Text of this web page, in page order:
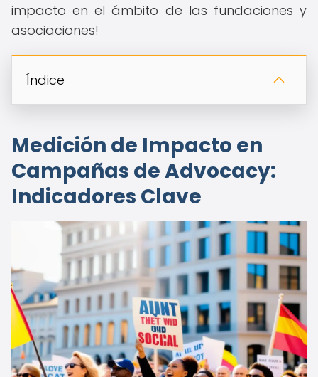
impacto en el ámbito de las fundaciones y
asociaciones!
Índice
Medición de Impacto en
Campañas de Advocacy:
Indicadores Clave